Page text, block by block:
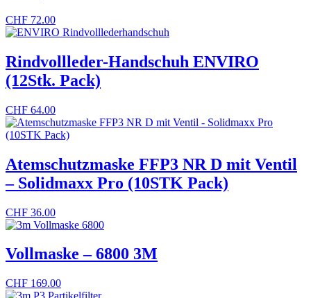
CHF 72.00
Rindvollleder-Handschuh ENVIRO
(12Stk. Pack)
CHF 64.00
Atemschutzmaske FFP3 NR D mit Ventil
– Solidmaxx Pro (10STK Pack)
CHF 36.00
Vollmaske – 6800 3M
CHF 169.00